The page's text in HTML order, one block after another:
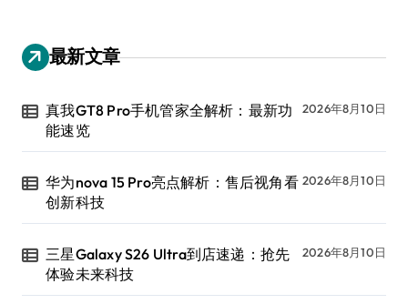
最新文章
真我GT8 Pro手机管家全解析：最新功
能速览
2026年8月10日
华为nova 15 Pro亮点解析：售后视角看
创新科技
2026年8月10日
三星Galaxy S26 Ultra到店速递：抢先
体验未来科技
2026年8月10日